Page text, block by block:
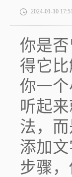
2024-01-10
你是
得它
你一
听起
法，
添加
步骤